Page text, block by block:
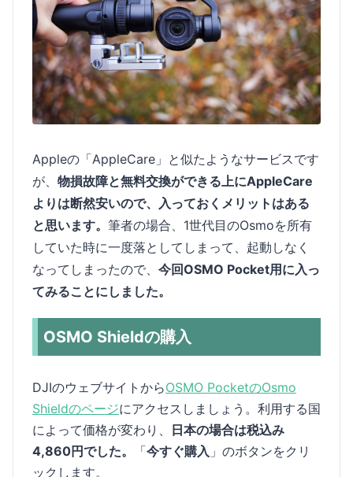
Appleの「AppleCare」と似たようなサービスです
が、 物損故障と無料交換ができる上にAppleCare
よりは断然安いので、入っておくメリットはある
と思います。 筆者の場合、1世代目のOsmoを所有
していた時に一度落としてしまって、起動しなく
なってしまったので、 今回OSMO Pocket用に入っ
てみることにしました。
OSMO Shieldの購入
DJIのウェブサイトからOSMO PocketのOsmo
Shieldのページにアクセスしましょう。利用する国
によって価格が変わり、
日本の場合は税込み
4,860円でした。
「今すぐ購入 」のボタンをクリ
ックします。